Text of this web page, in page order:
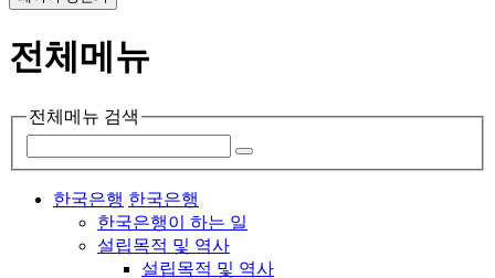
전체메뉴
전체메뉴 검색
한국은행 한국은행
한국은행이 하는 일
설립목적 및 역사
설립목적 및 역사